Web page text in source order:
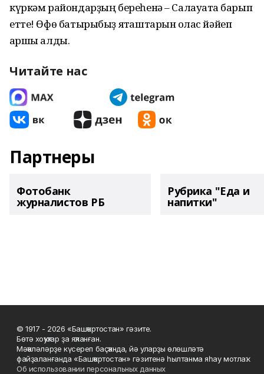
күркәм райондарҙың береһенә – Салауатҡа барып
етте! Өфө батырыбыҙ яҡташтарын ҡолас йәйеп
ҡаршы алды.
Читайте нас
Партнеры
Фотобанк
журналистов РБ
Рубрика "Еда и
напитки"
© 1917 - 2026 «Башҡортостан» гәзите.
Бөтә хоҡуҡтар ҙа яҡланған.
Мәҡәләләрҙе күсереп баҫҡанда, йә уларҙы өлөшләтә
файҙаланғанда «Башҡортостан» гәзитенә һылтанма яһау мотлаҡ.
Об использовании персональных данных